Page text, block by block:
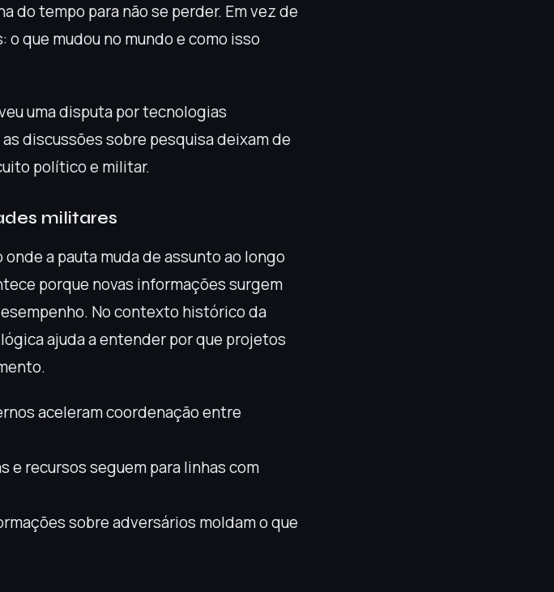
do tempo para não se perder. Em vez de
que mudou no mundo e como isso
uma disputa por tecnologias
discussões sobre pesquisa deixam de
político e militar.
militares
a pauta muda de assunto ao longo
porque novas informações surgem
No contexto histórico da
ajuda a entender por que projetos
aceleram coordenação entre
e recursos seguem para linhas com
sobre adversários moldam o que